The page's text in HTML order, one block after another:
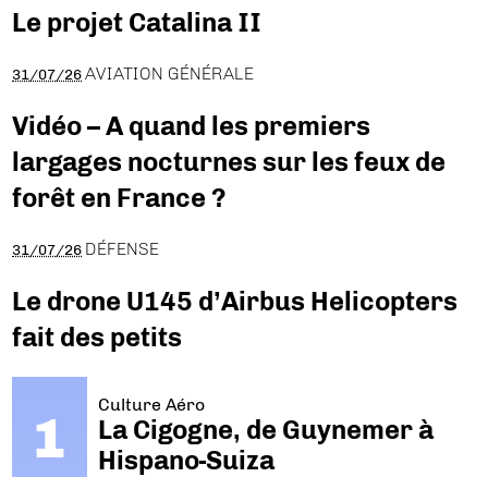
Le projet Catalina II
31/07/26 AVIATION GÉNÉRALE
Vidéo – A quand les premiers
largages nocturnes sur les feux de
forêt en France ?
31/07/26 DÉFENSE
Le drone U145 d’Airbus Helicopters
fait des petits
Culture Aéro
La Cigogne, de Guynemer à
Hispano-Suiza